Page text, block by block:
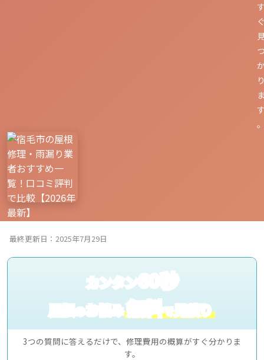
最終更新日：2025年7月29日
カンタン60秒
屋根のお悩み無料で見積り
3つの質問に答えるだけで、修理費用の概算がすぐ分かりま
す。